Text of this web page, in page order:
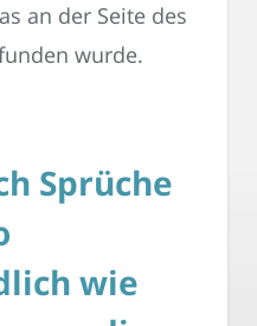
an der Seite des
wurde.
Sprüche
wie